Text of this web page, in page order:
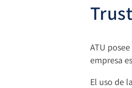
ATU
empresa
El uso de